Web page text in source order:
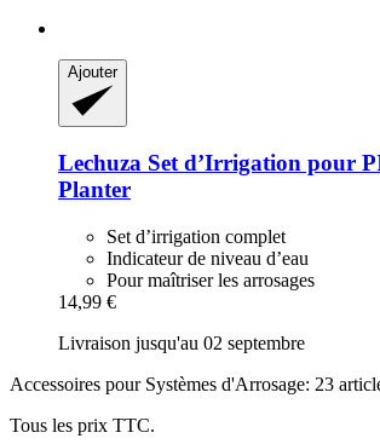
Ajouter
Lechuza Set d’Irrigation pour
Planter
Set d’irrigation complet
Indicateur de niveau d’eau
Pour maîtriser les arrosages
14,99 €
Livraison jusqu'au 02 septembre
Accessoires pour Systèmes d'Arrosage: 23
Tous les prix TTC.